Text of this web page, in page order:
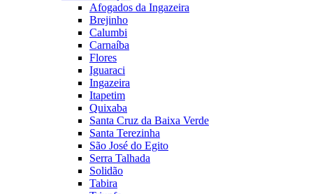
Afogados da Ingazeira
Brejinho
Calumbi
Carnaíba
Flores
Iguaraci
Ingazeira
Itapetim
Quixaba
Santa Cruz da Baixa Verde
Santa Terezinha
São José do Egito
Serra Talhada
Solidão
Tabira